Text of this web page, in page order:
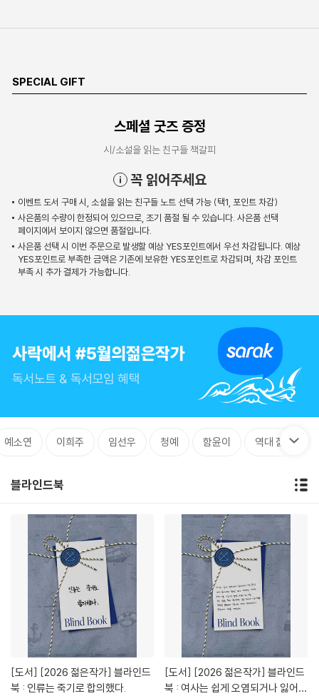
SPECIAL GIFT
스페셜 굿즈 증정
시/소설을 읽는 친구들 책갈피
꼭 읽어주세요
이벤트 도서 구매 시, 소설을 읽는 친구들 노트 선택 가능 (택1, 포인트 차감)
사은품의 수량이 한정되어 있으므로, 조기 품절 될 수 있습니다. 사은품 선택
페이지에서 보이지 않으면 품절입니다.
사은품 선택 시 이번 주문으로 발생할 예상 YES포인트에서 우선 차감됩니다. 예상
YES포인트로 부족한 금액은 기존에 보유한 YES포인트로 차감되며, 차감 포인트
부족 시 추가 결제가 가능합니다.
예소연 이희주 임선우 청예 함윤이 역대 젊은작가
블라인드북
[도서]
북 : 인류는 죽기로 합의했다.
[도서]
북 : 여사는 쉽게 오염되거나 잃어버